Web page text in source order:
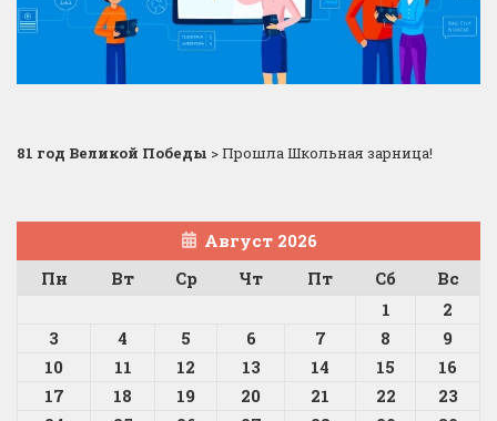
81 год Великой Победы >Прошла Школьная зарница!
Август 2026
Пн
Вт Ср Чт Пт Сб
Вс
1
2
3
4 5 6 7 8
9
10
11 12 13 14 15
16
17
18 19 20 21 22
23